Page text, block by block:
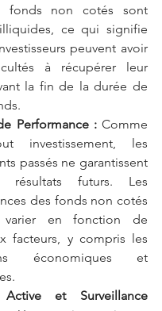
fonds non cotés sont
ce qui signifie
peuvent avoir
à récupérer leur
la fin de la durée de
Performance : Comme
investissement, les
passés ne garantissent
résultats futurs. Les
des fonds non cotés
varier en fonction de
facteurs, y compris les
économiques et
Active et Surveillance